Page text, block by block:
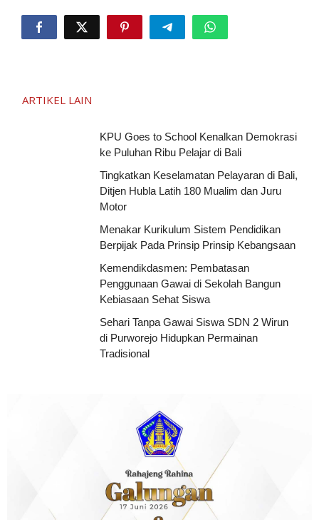
ARTIKEL LAIN
KPU Goes to School Kenalkan Demokrasi
ke Puluhan Ribu Pelajar di Bali
Tingkatkan Keselamatan Pelayaran di Bali,
Ditjen Hubla Latih 180 Mualim dan Juru
Motor
Menakar Kurikulum Sistem Pendidikan
Berpijak Pada Prinsip Prinsip Kebangsaan
Kemendikdasmen: Pembatasan
Penggunaan Gawai di Sekolah Bangun
Kebiasaan Sehat Siswa
Sehari Tanpa Gawai Siswa SDN 2 Wirun
di Purworejo Hidupkan Permainan
Tradisional